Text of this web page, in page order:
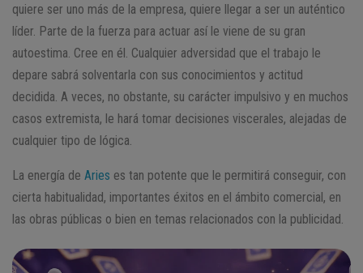
quiere ser uno más de la empresa, quiere llegar a ser un auténtico
líder. Parte de la fuerza para actuar así le viene de su gran
autoestima. Cree en él. Cualquier adversidad que el trabajo le
depare sabrá solventarla con sus conocimientos y actitud
decidida. A veces, no obstante, su carácter impulsivo y en muchos
casos extremista, le hará tomar decisiones viscerales, alejadas de
cualquier tipo de lógica.
La energía de Aries es tan potente que le permitirá conseguir, con
cierta habitualidad, importantes éxitos en el ámbito comercial, en
las obras públicas o bien en temas relacionados con la publicidad.